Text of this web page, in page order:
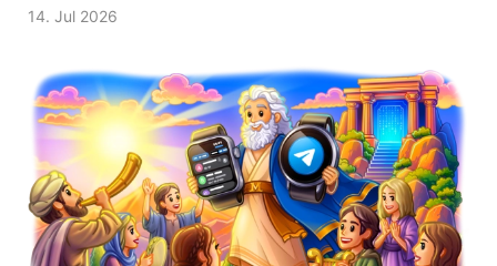
14. Jul 2026